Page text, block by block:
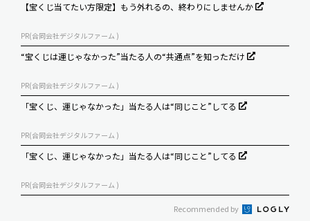
【宝くじ当てたい方限定】もう外れるの、終わりにしませんか
PR(合同会社デジタルファーム )
“宝くじは運じゃなかった”当たる人の“共通点”を知っただけ
PR(合同会社デジタルファーム )
「宝くじ、運じゃなかった」当たる人は“同じこと”してる
PR(合同会社デジタルファーム )
「宝くじ、運じゃなかった」当たる人は“同じこと”してる
PR(合同会社デジタルファーム )
Recommended by